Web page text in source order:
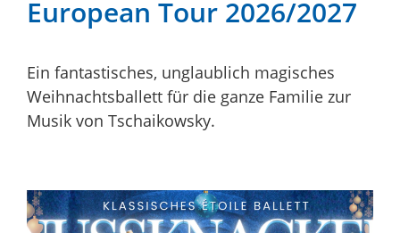
European Tour 2026/2027
Ein fantastisches, unglaublich magisches
Weihnachtsballett für die ganze Familie zur
Musik von Tschaikowsky.